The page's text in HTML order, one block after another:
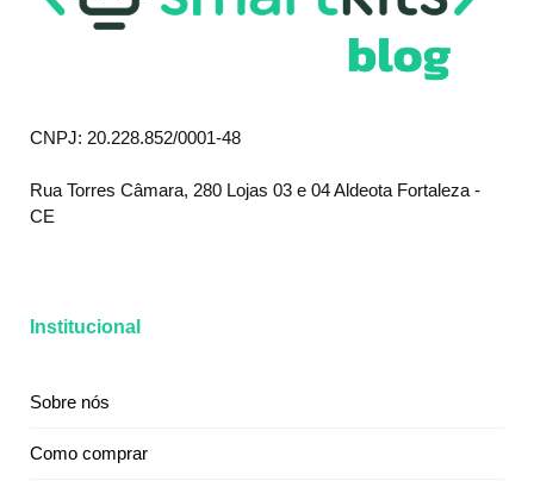
CNPJ: 20.228.852/0001-48
Rua Torres Câmara, 280 Lojas 03 e 04 Aldeota Fortaleza -
CE
Institucional
Sobre nós
Como comprar